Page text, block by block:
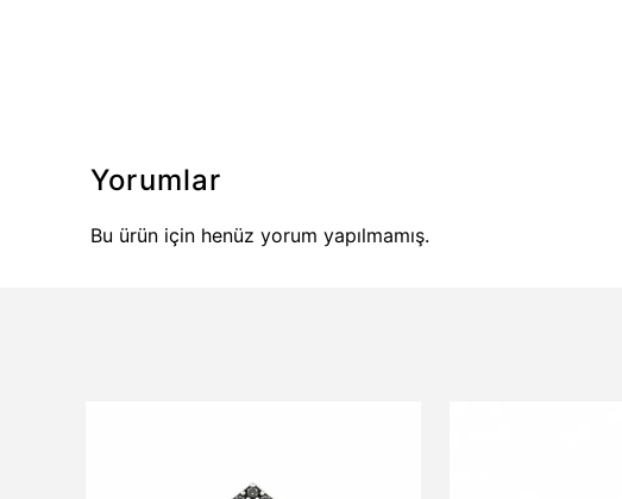
Yorumlar
Bu ürün için henüz yorum yapılmamış.